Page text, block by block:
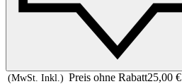
(MwSt. Inkl.) Preis ohne Rabatt25,00 €